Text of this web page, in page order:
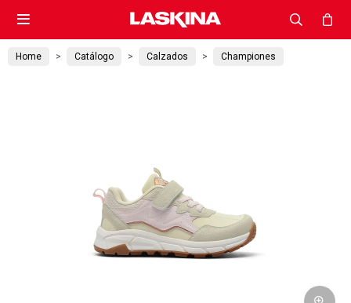

Home Catálogo Calzados Championes